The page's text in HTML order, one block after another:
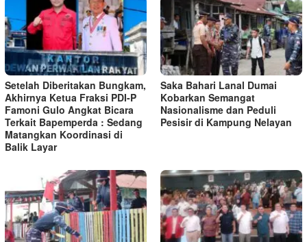
Setelah Diberitakan Bungkam,
Akhirnya Ketua Fraksi PDI-P
Famoni Gulo Angkat Bicara
Terkait Bapemperda : Sedang
Matangkan Koordinasi di
Balik Layar
Saka Bahari Lanal Dumai
Kobarkan Semangat
Nasionalisme dan Peduli
Pesisir di Kampung Nelayan